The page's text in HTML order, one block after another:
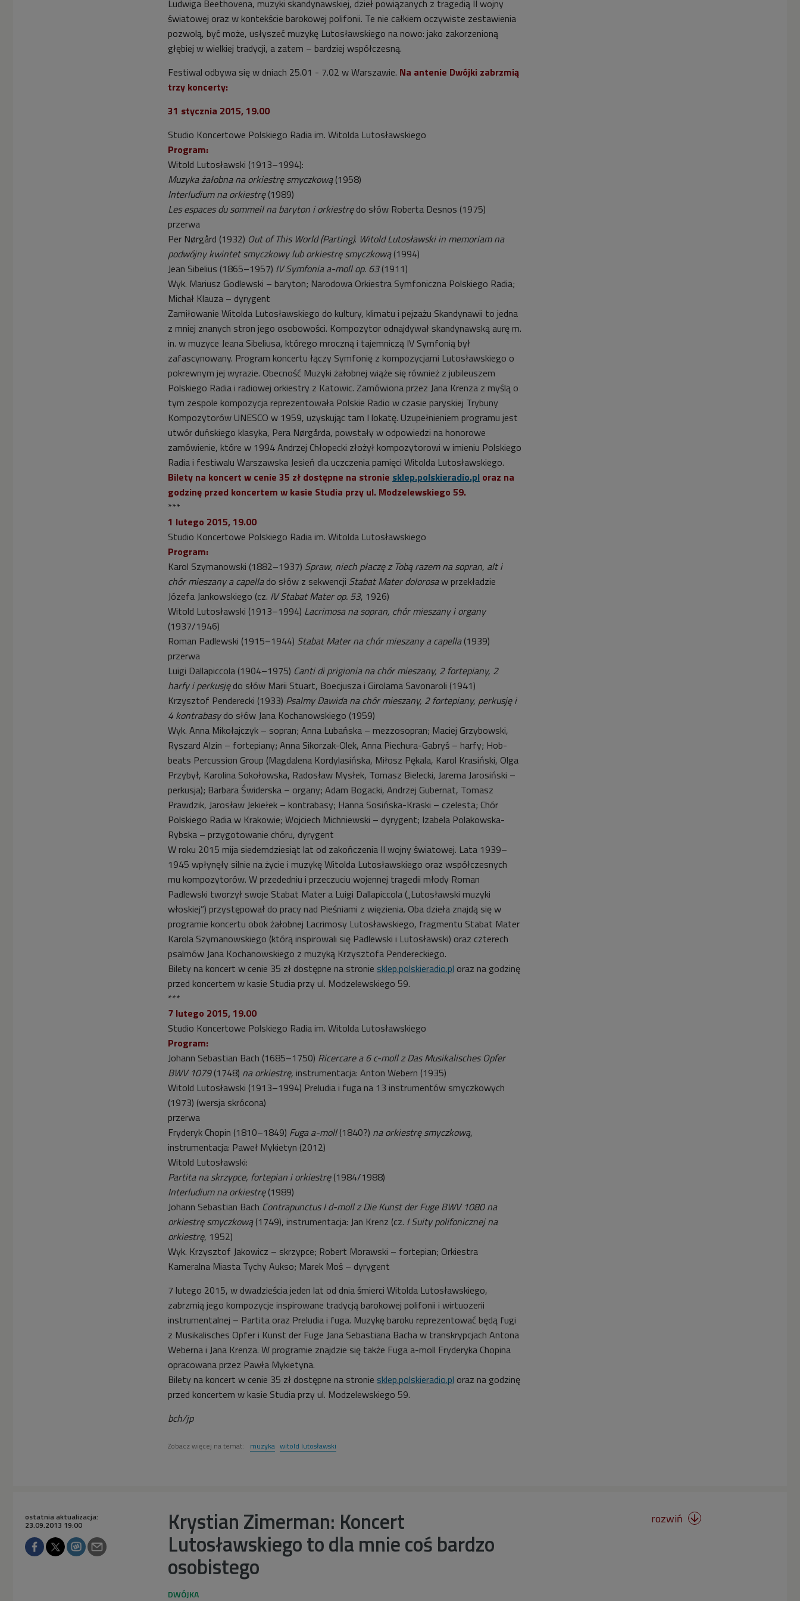
Ludwiga Beethovena, muzyki skandynawskiej, dzieł powiązanych z tragedią II wojny
światowej oraz w kontekście barokowej polifonii. Te nie całkiem oczywiste zestawienia
pozwolą, być może, usłyszeć muzykę Lutosławskiego na nowo: jako zakorzenioną
głębiej w wielkiej tradycji, a zatem – bardziej współczesną.
Festiwal odbywa się w dniach 25.01 - 7.02 w Warszawie. Na antenie Dwójki zabrzmią
trzy koncerty:
31 stycznia 2015, 19.00
Studio Koncertowe Polskiego Radia im. Witolda Lutosławskiego
Program:
Witold Lutosławski (1913–1994):
Muzyka żałobna na orkiestrę smyczkową(1958)
Interludium na orkiestrę(1989)
Les espaces du sommeil na baryton i orkiestrędo słów Roberta Desnos (1975)
przerwa
Per Nørgård (1932) Out of This World (Parting). Witold Lutosławski in memoriam na
podwójny kwintet smyczkowy lub orkiestrę smyczkową(1994)
Jean Sibelius (1865–1957) IV Symfonia a-moll op. 63(1911)
Wyk. Mariusz Godlewski – baryton; Narodowa Orkiestra Symfoniczna Polskiego Radia;
Michał Klauza – dyrygent
Zamiłowanie Witolda Lutosławskiego do kultury, klimatu i pejzażu Skandynawii to jedna
z mniej znanych stron jego osobowości. Kompozytor odnajdywał skandynawską aurę m.
in. w muzyce Jeana Sibeliusa, którego mroczną i tajemniczą IV Symfonią był
zafascynowany. Program koncertu łączy Symfonię z kompozycjami Lutosławskiego o
pokrewnym jej wyrazie. Obecność Muzyki żałobnej wiąże się również z jubileuszem
Polskiego Radia i radiowej orkiestry z Katowic. Zamówiona przez Jana Krenza z myślą o
tym zespole kompozycja reprezentowała Polskie Radio w czasie paryskiej Trybuny
Kompozytorów UNESCO w 1959, uzyskując tam I lokatę. Uzupełnieniem programu jest
utwór duńskiego klasyka, Pera Nørgårda, powstały w odpowiedzi na honorowe
zamówienie, które w 1994 Andrzej Chłopecki złożył kompozytorowi w imieniu Polskiego
Radia i festiwalu Warszawska Jesień dla uczczenia pamięci Witolda Lutosławskiego.
Bilety na koncert w cenie 35 zł dostępne na stronie sklep.polskieradio.pl oraz na
godzinę przed koncertem w kasie Studia przy ul. Modzelewskiego 59.
***
1 lutego 2015, 19.00
Studio Koncertowe Polskiego Radia im. Witolda Lutosławskiego
Program:
Karol Szymanowski (1882–1937) Spraw, niech płaczę z Tobą razem na sopran, alt i
chór mieszany a capellado słów z sekwencji Stabat Mater dolorosaw przekładzie
Józefa Jankowskiego (cz. IV Stabat Mater op. 53, 1926)
Witold Lutosławski (1913–1994) Lacrimosa na sopran, chór mieszany i organy
(1937/1946)
Roman Padlewski (1915–1944) Stabat Mater na chór mieszany a capella(1939)
przerwa
Luigi Dallapiccola (1904–1975) Canti di prigionia na chór mieszany, 2 fortepiany, 2
harfy i perkusjędo słów Marii Stuart, Boecjusza i Girolama Savonaroli (1941)
Krzysztof Penderecki (1933) Psalmy Dawida na chór mieszany, 2 fortepiany, perkusję i
4 kontrabasydo słów Jana Kochanowskiego (1959)
Wyk. Anna Mikołajczyk – sopran; Anna Lubańska – mezzosopran; Maciej Grzybowski,
Ryszard Alzin – fortepiany; Anna Sikorzak-Olek, Anna Piechura-Gabryś – harfy; Hob-
beats Percussion Group (Magdalena Kordylasińska, Miłosz Pękala, Karol Krasiński, Olga
Przybył, Karolina Sokołowska, Radosław Mysłek, Tomasz Bielecki, Jarema Jarosiński –
perkusja); Barbara Świderska – organy; Adam Bogacki, Andrzej Gubernat, Tomasz
Prawdzik, Jarosław Jekiełek – kontrabasy; Hanna Sosińska-Kraski – czelesta; Chór
Polskiego Radia w Krakowie; Wojciech Michniewski – dyrygent; Izabela Polakowska-
Rybska – przygotowanie chóru, dyrygent
W roku 2015 mija siedemdziesiąt lat od zakończenia II wojny światowej. Lata 1939–
1945 wpłynęły silnie na życie i muzykę Witolda Lutosławskiego oraz współczesnych
mu kompozytorów. W przededniu i przeczuciu wojennej tragedii młody Roman
Padlewski tworzył swoje Stabat Mater a Luigi Dallapiccola („Lutosławski muzyki
włoskiej”) przystępował do pracy nad Pieśniami z więzienia. Oba dzieła znajdą się w
programie koncertu obok żałobnej Lacrimosy Lutosławskiego, fragmentu Stabat Mater
Karola Szymanowskiego (którą inspirowali się Padlewski i Lutosławski) oraz czterech
psalmów Jana Kochanowskiego z muzyką Krzysztofa Pendereckiego.
Bilety na koncert w cenie 35 zł dostępne na stronie sklep.polskieradio.pl oraz na godzinę
przed koncertem w kasie Studia przy ul. Modzelewskiego 59.
***
7 lutego 2015, 19.00
Studio Koncertowe Polskiego Radia im. Witolda Lutosławskiego
Program:
Johann Sebastian Bach (1685–1750) Ricercare a 6 c-moll z Das Musikalisches Opfer
BWV 1079(1748) na orkiestrę, instrumentacja: Anton Webern (1935)
Witold Lutosławski (1913–1994) Preludia i fuga na 13 instrumentów smyczkowych
(1973) (wersja skrócona)
przerwa
Fryderyk Chopin (1810–1849) Fuga a-moll(1840?) na orkiestrę smyczkową,
instrumentacja: Paweł Mykietyn (2012)
Witold Lutosławski:
Partita na skrzypce, fortepian i orkiestrę(1984/1988)
Interludium na orkiestrę(1989)
Johann Sebastian Bach Contrapunctus I d-moll z Die Kunst der Fuge BWV 1080 na
orkiestrę smyczkową(1749), instrumentacja: Jan Krenz (cz. I Suity polifonicznej na
orkiestrę, 1952)
Wyk. Krzysztof Jakowicz – skrzypce; Robert Morawski – fortepian; Orkiestra
Kameralna Miasta Tychy Aukso; Marek Moś – dyrygent
7 lutego 2015, w dwadzieścia jeden lat od dnia śmierci Witolda Lutosławskiego,
zabrzmią jego kompozycje inspirowane tradycją barokowej polifonii i wirtuozerii
instrumentalnej – Partita oraz Preludia i fuga. Muzykę baroku reprezentować będą fugi
z Musikalisches Opfer i Kunst der Fuge Jana Sebastiana Bacha w transkrypcjach Antona
Weberna i Jana Krenza. W programie znajdzie się także Fuga a-moll Fryderyka Chopina
opracowana przez Pawła Mykietyna.
Bilety na koncert w cenie 35 zł dostępne na stronie sklep.polskieradio.pl oraz na godzinę
przed koncertem w kasie Studia przy ul. Modzelewskiego 59.
bch/jp
Zobacz więcej na temat: muzyka witold lutosławski
Krystian Zimerman: Koncert
Lutosławskiego to dla mnie coś bardzo
osobistego
ostatnia aktualizacja:
23.09.2013 19:00 rozwiń 